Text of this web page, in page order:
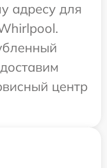
адресу для
центр